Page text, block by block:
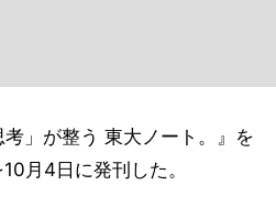
」が整う 東大ノート。』を
月4日に発刊した。